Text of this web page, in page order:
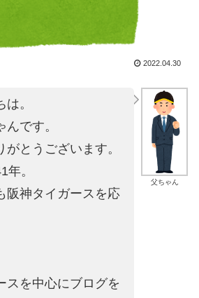
2022.04.30
父ちゃん
。
です。
とうございます。
年。
阪神タイガースを応
スを中心にブログを